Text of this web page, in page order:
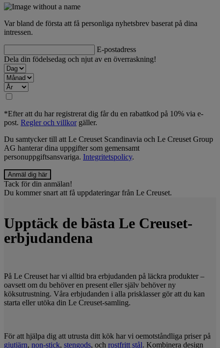
Var bland de första att få personliga nyhetsbrev baserat på dina
intressen.
E-postadress
Dela din födelsedag och njut av en överraskning!
*Efter att du har registrerat dig får du en rabattkod på 10% via e-
post. Regler och villkorgäller.
Du samtycker till att Le Creuset Scandinavia och Le Creuset Group
AG hanterar dina uppgifter som gemensamt
personuppgiftsansvariga. Integritetspolicy.
Tack för din anmälan!
Du kommer snart att få uppdateringar från Le Creuset.
Upptäck de bästa Le Creuset-
erbjudandena
På Le Creuset har vi alltid bra erbjudanden på läckra produkter –
oavsett om du behöver en present eller själv behöver ny
köksutrustning. Våra erbjudanden i alla prisklasser gör att du kan
starta eller utöka din Le Creuset-samling.
För att hjälpa dig att utrusta ditt kök har vi oemotståndliga priser på
gjutjärn, non-stick, stengods, och rostfritt stål. Kombinera design